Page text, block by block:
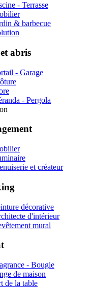
- Terrasse
& barbecue
abris
- Garage
- Pergola
et créateur
décorative
d'intérieur
mural
- Bougie
de maison
de la table